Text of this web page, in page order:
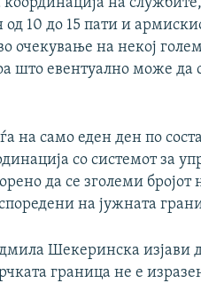
од 10 до 15 пати и
очекување на некој
што евентуално може да
на само еден ден по
со системот за
да се зголеми
на јужната
Шекеринска изјави
граница не е